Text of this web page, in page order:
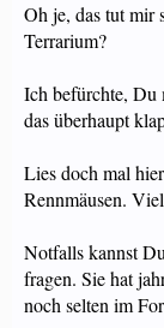
Oh je, das tut mir
Terrarium?
Ich befürchte, Du
das überhaupt
Lies doch mal hier
Rennmäusen.
Notfalls kannst
fragen. Sie hat
noch selten im